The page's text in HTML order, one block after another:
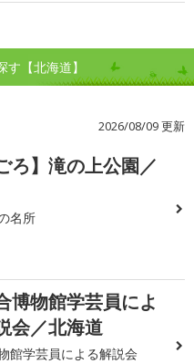
【北海道】
2026/08/09 更新
ろ】滝の上公園／
名所
博物館学芸員によ
会／北海道
館学芸員による解説会